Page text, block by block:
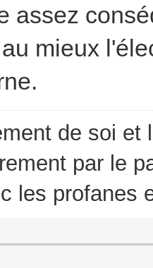
assez
mieux
de soi
par le
les profanes